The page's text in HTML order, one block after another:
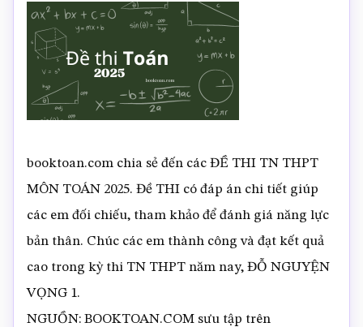
booktoan.com chia sẻ đến các ĐỀ THI TN THPT
MÔN TOÁN 2025. Đề THI có đáp án chi tiết giúp
các em đối chiếu, tham khảo để đánh giá năng lực
bản thân. Chúc các em thành công và đạt kết quả
cao trong kỳ thi TN THPT năm nay, ĐỖ NGUYỆN
VỌNG 1.
NGUỒN: BOOKTOAN.COM sưu tập trên